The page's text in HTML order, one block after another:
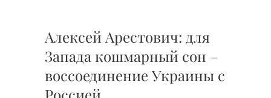
Алексей Арестович: для
Запада кошмарный сон –
воссоединение Украины с